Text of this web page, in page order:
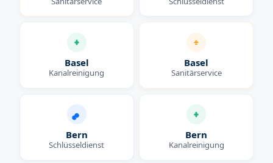
Basel
Kanalreinigung
Basel
Sanitärservice
Bern
Schlüsseldienst
Bern
Kanalreinigung